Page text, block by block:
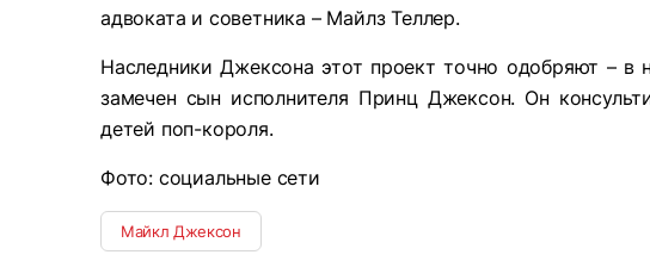
адвоката и советника – Майлз Теллер.
Наследники Джексона этот проект точно одобряют –
замечен сын исполнителя Принц Джексон. Он
детей поп-короля.
Фото: социальные сети
Майкл Джексон